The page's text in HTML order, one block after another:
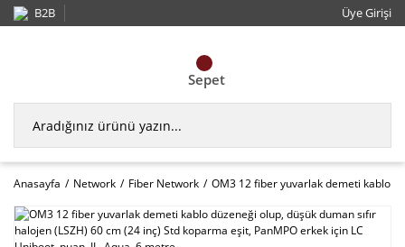
B2B Üye Girişi
Sepet
Anasayfa Network Fiber Network OM3 12 fiber yuvarlak demeti kablo